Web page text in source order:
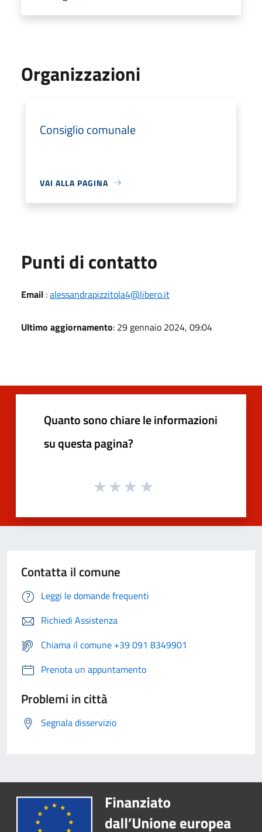
Organizzazioni
Consiglio comunale
VAI ALLA PAGINA
Punti di contatto
Email :alessandrapizzitola4@libero.it
Ultimo aggiornamento: 29 gennaio 2024, 09:04
Quanto sono chiare le informazioni
su questa pagina?
Contatta il comune
Leggi le domande frequenti
Richiedi Assistenza
Chiama il comune +39 091 8349901
Prenota un appuntamento
Problemi in città
Segnala disservizio